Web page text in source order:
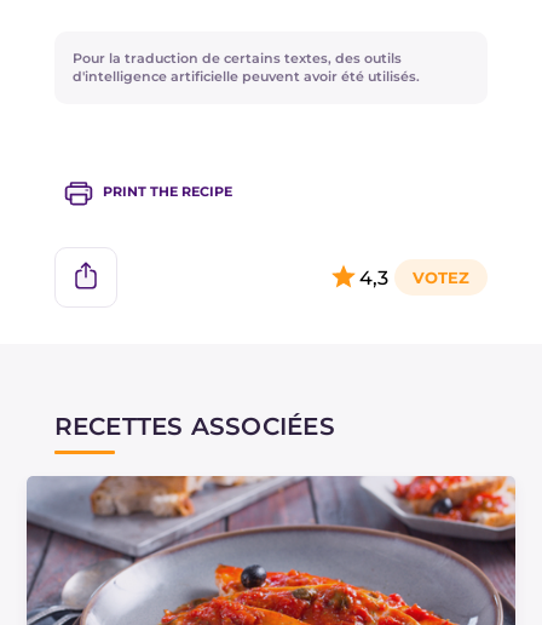
fait, tandis que d'autres ajoutent des
ingrédients supplémentaires comme des
mieux amalgamer les saveurs et les arômes !
Pour la traduction de certains textes, des outils
d'intelligence artificielle peuvent avoir été utilisés.
PRINT THE RECIPE
4,3
RECETTES ASSOCIÉES